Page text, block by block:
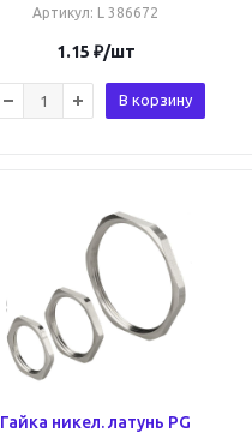
Артикул: L 386672
1.15 ₽/шт
В корзину
Гайка никел. латунь PG